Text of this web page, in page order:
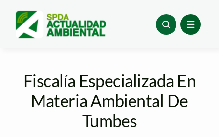
content
Fiscalía Especializada En
Materia Ambiental De
Tumbes